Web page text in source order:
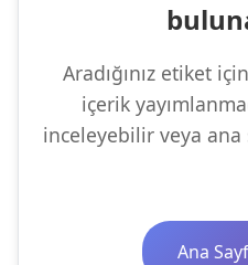
Aradığınız etiket
içerik
inceleyebilir veya
Ana